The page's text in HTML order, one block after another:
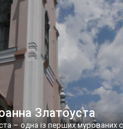
Златоуста
– одна із перших мурованих